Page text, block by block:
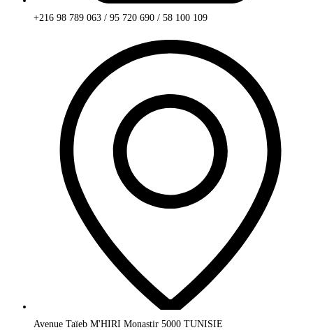
+216 98 789 063 / 95 720 690 / 58 100 109
Avenue Taïeb M'HIRI Monastir 5000 TUNISIE